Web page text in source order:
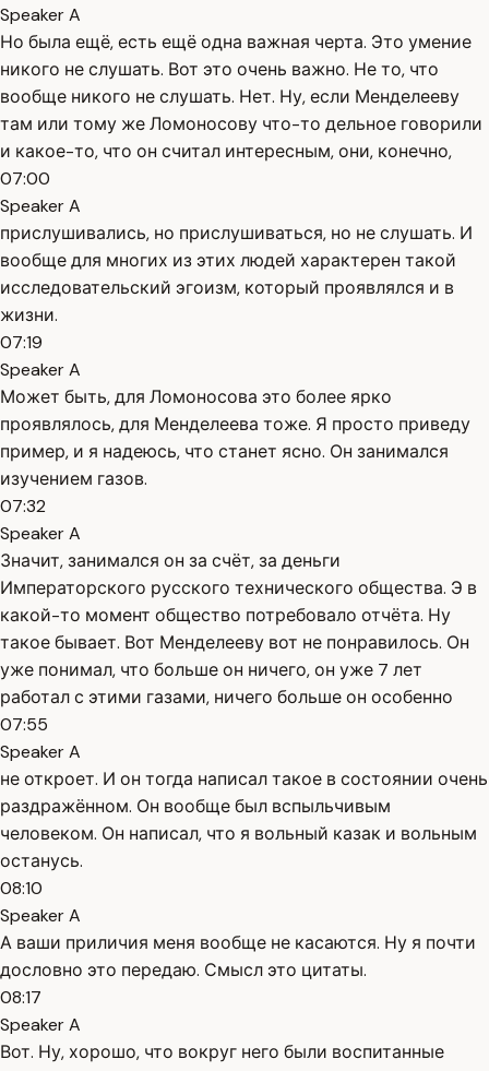
Speaker A
Но была ещё, есть ещё одна важная черта. Это умение
никого не слушать. Вот это очень важно. Не то, что
вообще никого не слушать. Нет. Ну, если Менделееву
там или тому же Ломоносову что-то дельное говорили
и какое-то, что он считал интересным, они, конечно,
07:00
Speaker A
прислушивались, но прислушиваться, но не слушать. И
вообще для многих из этих людей характерен такой
исследовательский эгоизм, который проявлялся и в
жизни.
07:19
Speaker A
Может быть, для Ломоносова это более ярко
проявлялось, для Менделеева тоже. Я просто приведу
пример, и я надеюсь, что станет ясно. Он занимался
изучением газов.
07:32
Speaker A
Значит, занимался он за счёт, за деньги
Императорского русского технического общества. Э в
какой-то момент общество потребовало отчёта. Ну
такое бывает. Вот Менделееву вот не понравилось. Он
уже понимал, что больше он ничего, он уже 7 лет
работал с этими газами, ничего больше он особенно
07:55
Speaker A
не откроет. И он тогда написал такое в состоянии очень
раздражённом. Он вообще был вспыльчивым
человеком. Он написал, что я вольный казак и вольным
останусь.
08:10
Speaker A
А ваши приличия меня вообще не касаются. Ну я почти
дословно это передаю. Смысл это цитаты.
08:17
Speaker A
Вот. Ну, хорошо, что вокруг него были воспитанные